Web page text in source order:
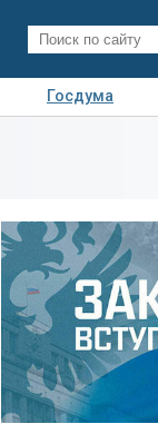
Госдума